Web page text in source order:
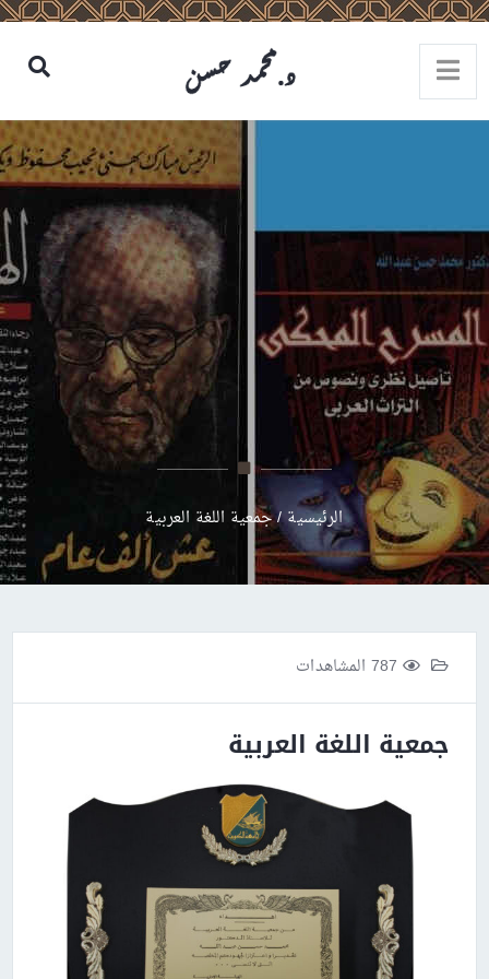
الرئيسية/جمعية اللغة العربية
جمعية اللغة العربية